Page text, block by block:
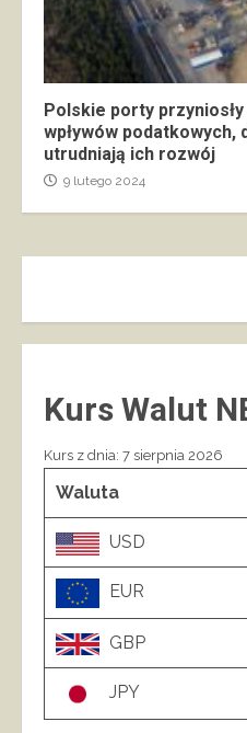
Polskie porty
wpływów podatkowych,
utrudniają ich rozwój
9 lutego 2024
Kurs Walut
Kurs z dnia: 7 sierpnia 2026
Waluta
USD
EUR
GBP
JPY